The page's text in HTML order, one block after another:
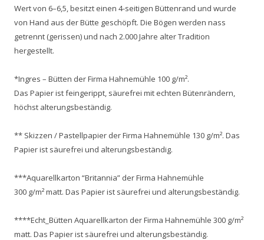
Wert von 6–6,5, besitzt einen 4-seitigen Büttenrand und wurde
von Hand aus der Bütte geschöpft. Die Bögen werden nass
getrennt (gerissen) und nach 2.000 Jahre alter Tradition
hergestellt.
*Ingres – Bütten der Firma Hahnemühle 100 g/m².
Das Papier ist feingerippt, säurefrei mit echten Bütenrändern,
höchst alterungsbeständig.
** Skizzen / Pastellpapier der Firma Hahnemühle 130 g/m². Das
Papier ist säurefrei und alterungsbeständig.
***Aquarellkarton “Britannia” der Firma Hahnemühle
300 g/m² matt. Das Papier ist säurefrei und alterungsbeständig.
****Echt_Bütten Aquarellkarton der Firma Hahnemühle 300 g/m²
matt. Das Papier ist säurefrei und alterungsbeständig.